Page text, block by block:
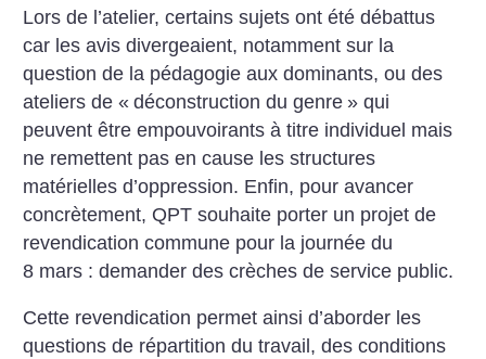
Lors de l’atelier, certains sujets ont été débattus
car les avis divergeaient, notamment sur la
question de la pédagogie aux dominants, ou des
ateliers de « déconstruction du genre » qui
peuvent être empouvoirants à titre individuel mais
ne remettent pas en cause les structures
matérielles d’oppression. Enfin, pour avancer
concrètement, QPT souhaite porter un projet de
revendication commune pour la journée du
8 mars : demander des crèches de service public.
Cette revendication permet ainsi d’aborder les
questions de répartition du travail, des conditions